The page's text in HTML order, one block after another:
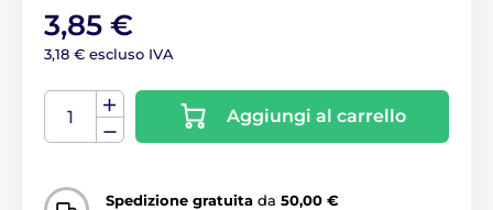
3,85 €
3,18 € escluso IVA
Aggiungi al carrello
Spedizione gratuita da 50,00 €